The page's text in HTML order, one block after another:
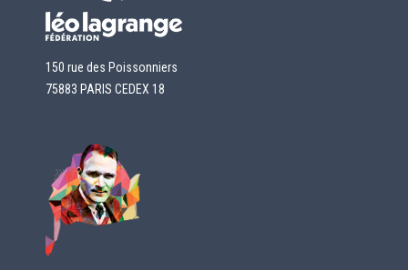
150 rue des Poissonniers
75883 PARIS CEDEX 18